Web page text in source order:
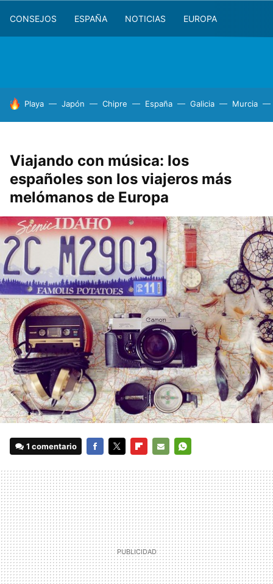
CONSEJOS ESPAÑA NOTICIAS EUROPA
HOY SE HABLA DE
Playa Japón Chipre España Galicia Murcia
Viajando con música: los
españoles son los viajeros más
melómanos de Europa
1 comentario
MAIL